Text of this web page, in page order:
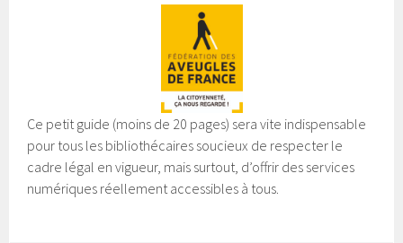
Ce petit guide (moins de 20 pages) sera vite indispensable
pour tous les bibliothécaires soucieux de respecter le
cadre légal en vigueur, mais surtout, d’offrir des services
numériques réellement accessibles à tous.